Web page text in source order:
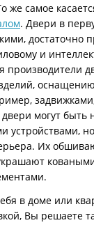
же самое
. Двери в
достаточно
и
производители
могут быть
устройствами,
Их
в доме или
Вы решаете